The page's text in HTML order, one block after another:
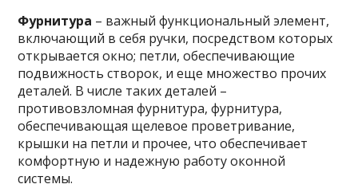
Фурнитура – важный функциональный элемент,
включающий в себя ручки, посредством которых
открывается окно; петли, обеспечивающие
подвижность створок, и еще множество прочих
деталей. В числе таких деталей –
противовзломная фурнитура, фурнитура,
обеспечивающая щелевое проветривание,
крышки на петли и прочее, что обеспечивает
комфортную и надежную работу оконной
системы.